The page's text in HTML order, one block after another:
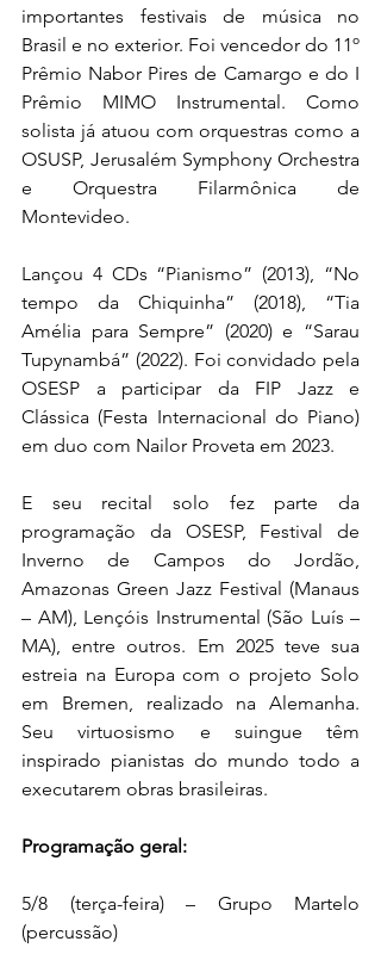
importantes festivais de música no
Brasil e no exterior. Foi vencedor do 11º
Prêmio Nabor Pires de Camargo e do I
Prêmio MIMO Instrumental. Como
solista já atuou com orquestras como a
OSUSP, Jerusalém Symphony Orchestra
e Orquestra Filarmônica de
Montevideo.
Lançou 4 CDs “Pianismo” (2013), “No
tempo da Chiquinha” (2018), “Tia
Amélia para Sempre” (2020) e “Sarau
Tupynambá” (2022). Foi convidado pela
OSESP a participar da FIP Jazz e
Clássica (Festa Internacional do Piano)
em duo com Nailor Proveta em 2023.
E seu recital solo fez parte da
programação da OSESP, Festival de
Inverno de Campos do Jordão,
Amazonas Green Jazz Festival (Manaus
– AM), Lençóis Instrumental (São Luís –
MA), entre outros. Em 2025 teve sua
estreia na Europa com o projeto Solo
em Bremen, realizado na Alemanha.
Seu virtuosismo e suingue têm
inspirado pianistas do mundo todo a
executarem obras brasileiras.
Programação geral:
5/8 (terça-feira) – Grupo Martelo
(percussão)